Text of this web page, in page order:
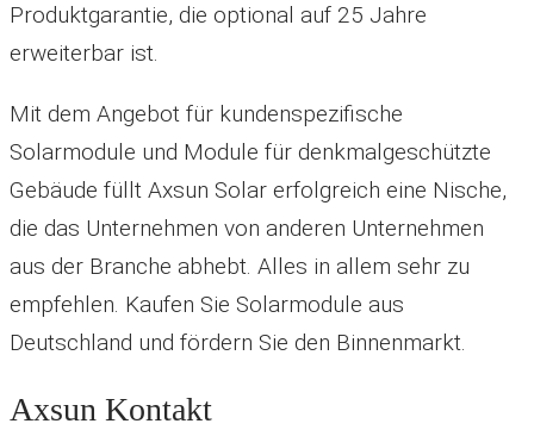
Produktgarantie, die optional auf 25 Jahre
erweiterbar ist.
Mit dem Angebot für kundenspezifische
Solarmodule und Module für denkmalgeschützte
Gebäude füllt Axsun Solar erfolgreich eine Nische,
die das Unternehmen von anderen Unternehmen
aus der Branche abhebt. Alles in allem sehr zu
empfehlen. Kaufen Sie Solarmodule aus
Deutschland und fördern Sie den Binnenmarkt.
Axsun Kontakt